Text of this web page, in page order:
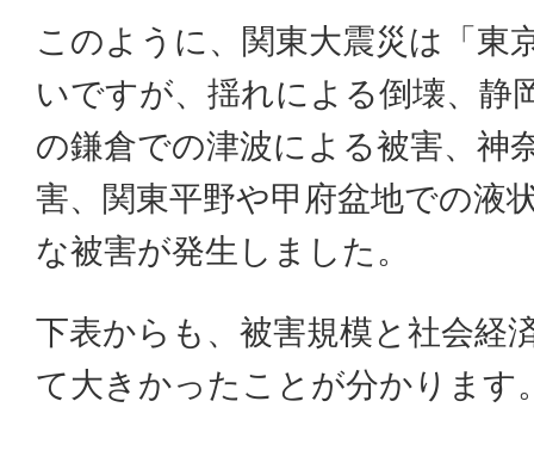
このように、関東大震災は「東
いですが、揺れによる倒壊、静
の鎌倉での津波による被害、神
害、関東平野や甲府盆地での液
な被害が発生しました。
下表からも、被害規模と社会経
て大きかったことが分かります